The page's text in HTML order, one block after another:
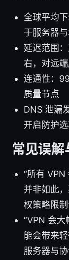
全球平均
于服务器与
延迟范围
右，对远
连通性：
质量节点
DNS 泄漏
开启防护
常见误解
“所有 VPN
并非如此
权策略限制
“VPN 会大
能会带来
服务器与协